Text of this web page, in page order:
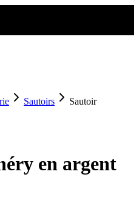
Sautoirs
Sautoir
en argent